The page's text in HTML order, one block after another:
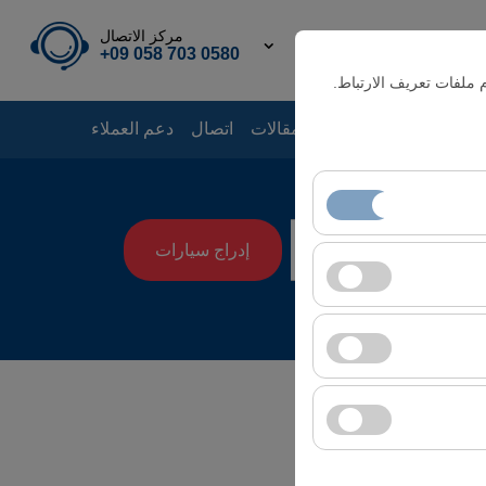
تعريف الارتباط.
لا يمكن
المستخدمين).
(عدد مرات
مركز الاتصال
0580 703 058 09+
مقالات اتصال دعم العملاء
إدراج سيارات